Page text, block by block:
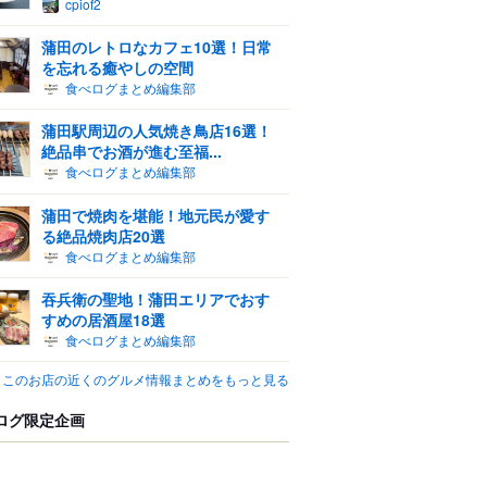
蒲田のレトロなカフェ10選！日常
を忘れる癒やしの空間
食べログまとめ編集部
蒲田駅周辺の人気焼き鳥店16選！
絶品串でお酒が進む至福...
食べログまとめ編集部
蒲田で焼肉を堪能！地元民が愛す
る絶品焼肉店20選
食べログまとめ編集部
吞兵衛の聖地！蒲田エリアでおす
すめの居酒屋18選
食べログまとめ編集部
このお店の近くのグルメ情報まとめをもっと見る
グ限定企画